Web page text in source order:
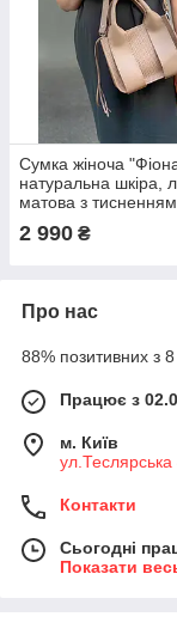
Сумка жіноча
натуральна шкіра,
матова з тисненням
плетінка
2 990 ₴
Про нас
88% позитивних з 8
Працює з
м. Київ
ул.Теслярська
Контакти
Сьогодні
Показати